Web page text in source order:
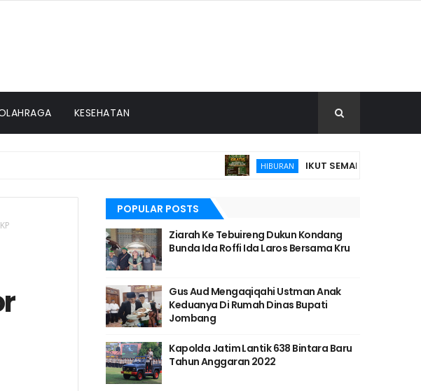
KESEHATAN
HIBURAN IKUT SEMARAKKAN
POPULAR POSTS
Ziarah Ke Tebuireng Dukun Kondang
Bunda Ida Roffi Ida Laros Bersama Kru
Gus Aud Mengaqiqahi Ustman Anak
Keduanya Di Rumah Dinas Bupati
Jombang
Kapolda Jatim Lantik 638 Bintara Baru
Tahun Anggaran 2022